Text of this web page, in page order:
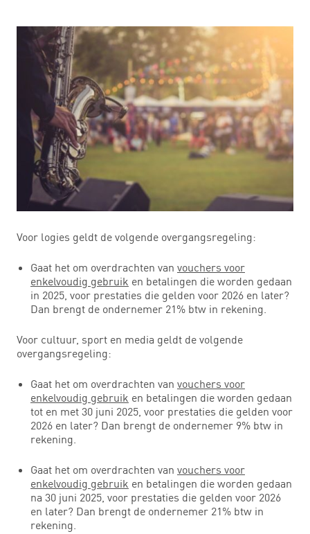
Voor logies geldt de volgende overgangsregeling:
Gaat het om overdrachten van vouchers voor
enkelvoudig gebruik en betalingen die worden gedaan
in 2025, voor prestaties die gelden voor 2026 en later?
Dan brengt de ondernemer 21% btw in rekening.
Voor cultuur, sport en media geldt de volgende
overgangsregeling:
Gaat het om overdrachten van vouchers voor
enkelvoudig gebruik en betalingen die worden gedaan
tot en met 30 juni 2025, voor prestaties die gelden voor
2026 en later? Dan brengt de ondernemer 9% btw in
rekening.
Gaat het om overdrachten van vouchers voor
enkelvoudig gebruik en betalingen die worden gedaan
na 30 juni 2025, voor prestaties die gelden voor 2026
en later? Dan brengt de ondernemer 21% btw in
rekening.